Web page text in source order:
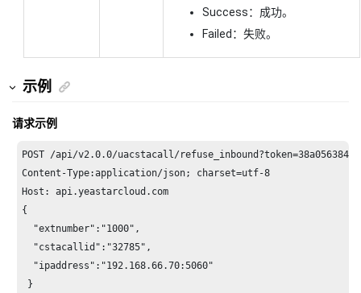
Success：成功。
Failed：失败。
示例
请求示例
POST /api/v2.0.0/uacstacall/
Host: api.yeastarcloud.com
{
  "extnumber":"1000",
  "cstacallid":"32785",
  "ipaddress":"192.168.66.70:5060"
}